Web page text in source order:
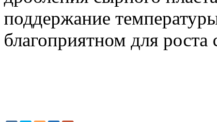
поддержание
благоприятном для роста